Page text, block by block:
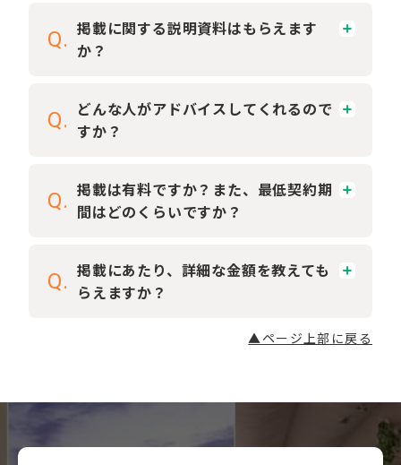
Q. 掲載に関する説明資料はもらえます
か？
Q. どんな人がアドバイスしてくれるので
すか？
Q. 掲載は有料ですか？また、最低契約期
間はどのくらいですか？
Q. 掲載にあたり、詳細な金額を教えても
らえますか？
▲ページ上部に戻る